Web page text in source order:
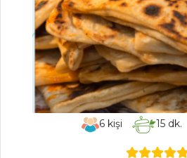
İçecekler Tüm
Tarifleri
PASTA VE
TATLILAR
Yassı Kadayıf
6kişi 15 dk.